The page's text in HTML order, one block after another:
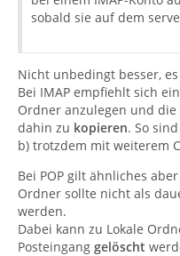
sobald sie auf dem
Nicht unbedingt besser,
Bei IMAP empfiehlt sich
Ordner anzulegen und
dahin zu kopieren. So
b) trotzdem mit weiterem
Bei POP gilt ähnliches
Ordner sollte nicht als
werden.
Dabei kann zu Lokale
Posteingang gelöscht